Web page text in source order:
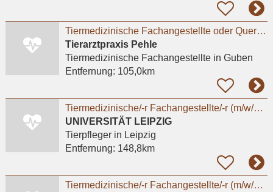
Tiermedizinische Fachangestellte oder Quereinsteiger (m/w/d) in Teilzeit (30 Stunden) in Guben
Tierarztpraxis Pehle
Tiermedizinische Fachangestelltein Guben
Entfernung: 105,0km
Tiermedizinische/-r Fachangestellte/-r (m/w/d/x) oder Tierpfleger/-in (m/w/d/x) für den Bereich
UNIVERSITÄT LEIPZIG
Tierpflegerin Leipzig
Entfernung: 148,8km
Tiermedizinische/-r Fachangestellte/-r (m/w/d/x) oder Tierpfleger/in (m/w/d/x) für den Bereich